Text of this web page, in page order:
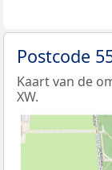
Postcode
Kaart van de
XW.